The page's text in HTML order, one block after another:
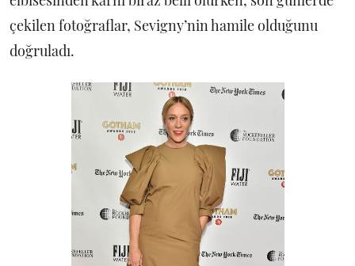
çekilen fotoğraflar, Sevigny’nin hamile olduğunu
doğruladı.